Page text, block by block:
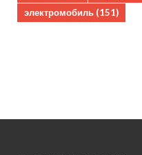
электромобиль (151)